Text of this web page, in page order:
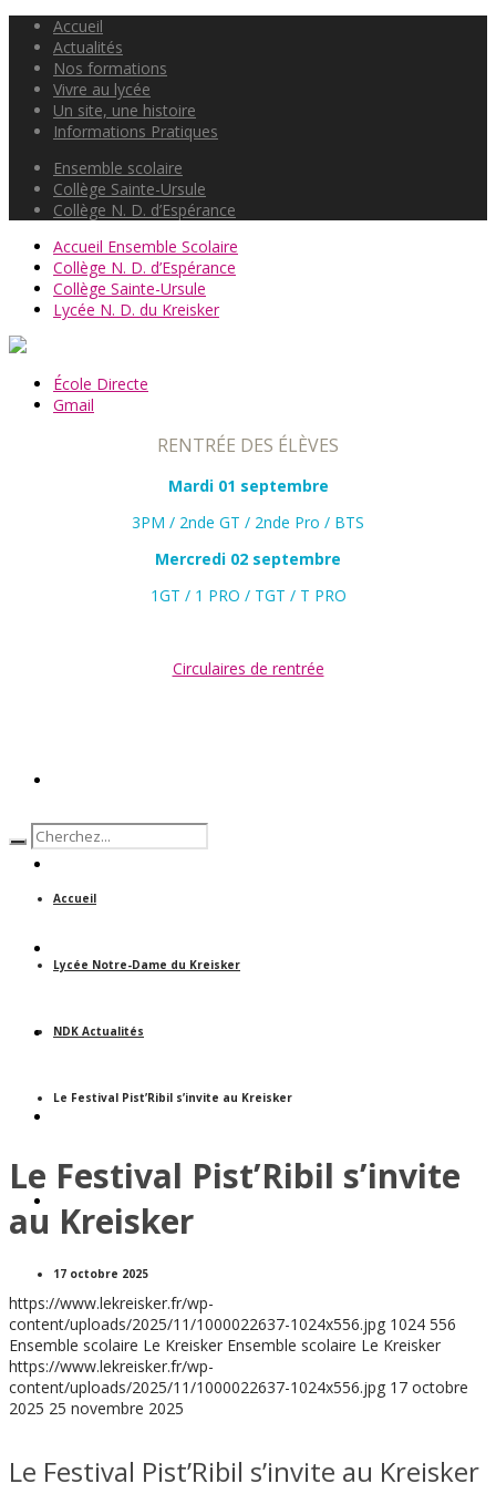
Accueil
Actualités
Nos formations
Vivre au lycée
Un site, une histoire
Informations Pratiques
Ensemble scolaire
Collège Sainte-Ursule
Collège N. D. d’Espérance
Accueil Ensemble Scolaire
Collège N. D. d’Espérance
Collège Sainte-Ursule
Lycée N. D. du Kreisker
École Directe
Gmail
RENTRÉE DES ÉLÈVES
Mardi 01 septembre
3PM / 2nde GT / 2nde Pro / BTS
Mercredi 02 septembre
1GT / 1 PRO / TGT / T PRO
Circulaires de rentrée
VIVRE AU LYCÉE
Accueil
Lycée Notre-Dame du Kreisker
NDK Actualités
Le Festival Pist’Ribil s’invite au Kreisker
Le Festival Pist’Ribil s’invite
au Kreisker
17 octobre 2025
https://www.lekreisker.fr/wp-
content/uploads/2025/11/1000022637-1024x556.jpg 1024 556
Ensemble scolaire Le Kreisker Ensemble scolaire Le Kreisker
https://www.lekreisker.fr/wp-
content/uploads/2025/11/1000022637-1024x556.jpg 17 octobre
2025 25 novembre 2025
Le Festival Pist’Ribil s’invite au Kreisker